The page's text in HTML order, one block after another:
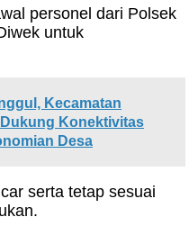
personel dari Polsek
untuk
Kecamatan
Konektivitas
Desa
serta tetap sesuai